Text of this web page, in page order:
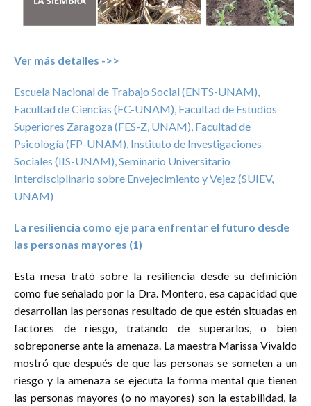
Ver más detalles ->>
Escuela Nacional de Trabajo Social (ENTS-UNAM),
Facultad de Ciencias (FC-UNAM), Facultad de Estudios
Superiores Zaragoza (FES-Z, UNAM), Facultad de
Psicología (FP-UNAM), Instituto de Investigaciones
Sociales (IIS-UNAM), Seminario Universitario
Interdisciplinario sobre Envejecimiento y Vejez (SUIEV,
UNAM)
La resiliencia como eje para enfrentar el futuro desde
las personas mayores (1)
Esta mesa trató sobre la resiliencia desde su definición
como fue señalado por la Dra. Montero, esa capacidad que
desarrollan las personas resultado de que estén situadas en
factores de riesgo, tratando de superarlos, o bien
sobreponerse ante la amenaza. La maestra Marissa Vivaldo
mostró que después de que las personas se someten a un
riesgo y la amenaza se ejecuta la forma mental que tienen
las personas mayores (o no mayores) son la estabilidad, la